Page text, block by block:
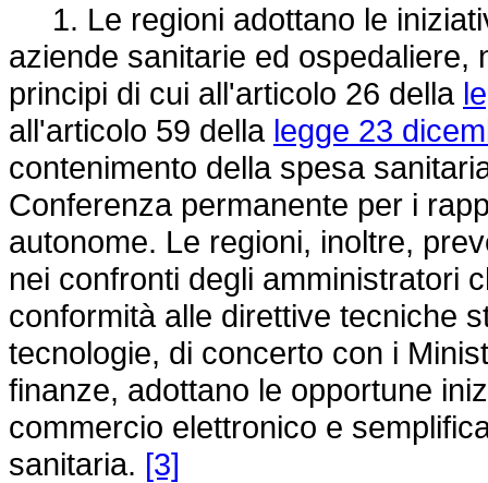
1. Le regioni adottano le
aziende sanitarie ed ospedaliere,
principi di cui all'articolo 26 della
all'articolo 59 della legge 23
contenimento della spesa
Conferenza permanente per i
autonome. Le regioni, inoltre,
nei confronti degli amministratori
conformità alle direttive tecniche
tecnologie, di concerto con i
finanze, adottano le opportune
commercio elettronico e
sanitaria. [3]